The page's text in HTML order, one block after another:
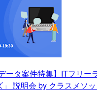
ータ案件特集】ITフリー
」 説明会 by クラスメソ